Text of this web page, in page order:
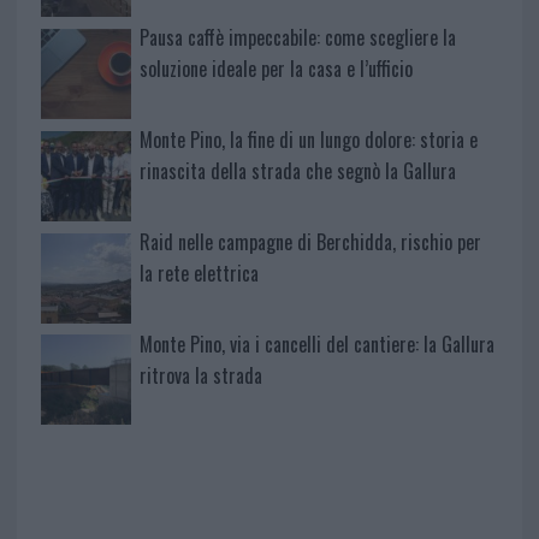
Pausa caffè impeccabile: come scegliere la
soluzione ideale per la casa e l’ufficio
Monte Pino, la fine di un lungo dolore: storia e
rinascita della strada che segnò la Gallura
Raid nelle campagne di Berchidda, rischio per
la rete elettrica
Monte Pino, via i cancelli del cantiere: la Gallura
ritrova la strada